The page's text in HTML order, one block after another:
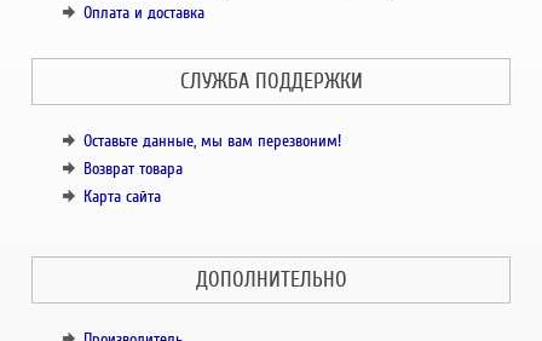
Оплата и доставка
СЛУЖБА ПОДДЕРЖКИ
Оставьте данные, мы вам перезвоним!
Возврат товара
Карта сайта
ДОПОЛНИТЕЛЬНО